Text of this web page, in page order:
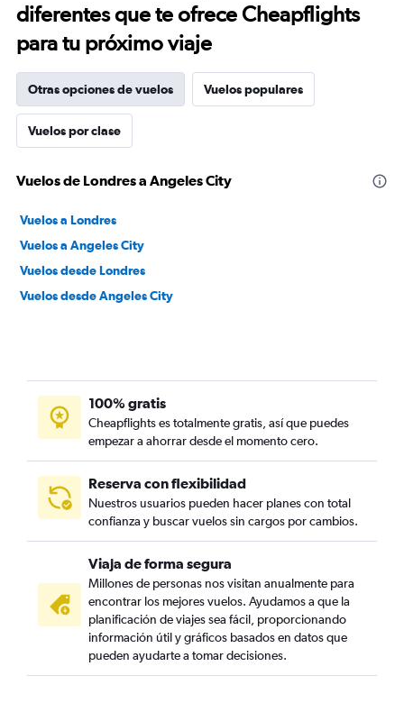
diferentes que te ofrece Cheapflights
para tu próximo viaje
Otras opciones de vuelos Vuelos populares
Vuelos por clase
Vuelos de Londres a Angeles City
Vuelos a Londres
Vuelos a Angeles City
Vuelos desde Londres
Vuelos desde Angeles City
100% gratis
Cheapflights es totalmente gratis, así que puedes
empezar a ahorrar desde el momento cero.
Reserva con flexibilidad
Nuestros usuarios pueden hacer planes con total
confianza y buscar vuelos sin cargos por cambios.
Viaja de forma segura
Millones de personas nos visitan anualmente para
encontrar los mejores vuelos. Ayudamos a que la
planificación de viajes sea fácil, proporcionando
información útil y gráficos basados en datos que
pueden ayudarte a tomar decisiones.